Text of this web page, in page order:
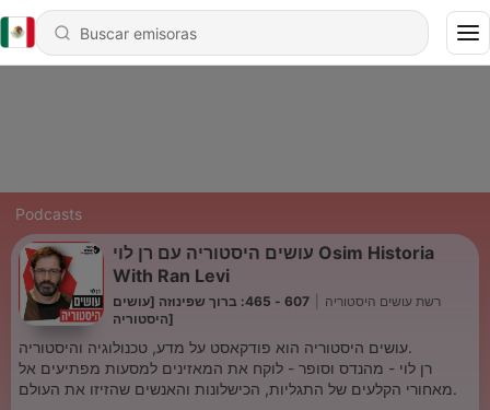
Podcasts
עושים היסטוריה עם רן לוי Osim Historia
With Ran Levi
רשת עושים היסטוריה
607 - 465: ברוך שפינוזה [עושים
היסטוריה]
עושים היסטוריה הוא פודקאסט על מדע, טכנולוגיה והיסטוריה.
רן לוי - מהנדס וסופר - לוקח את המאזינים למסעות מפתיעים אל
מאחורי הקלעים של התגליות, הכישלונות והאנשים שהזיזו את העולם.